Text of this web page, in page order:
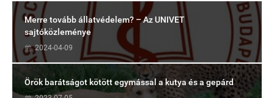
Merre tovább állatvédelem? – Az UNIVET
sajtóközleménye
2024-04-09
Örök barátságot kötött egymással a kutya és a gepárd